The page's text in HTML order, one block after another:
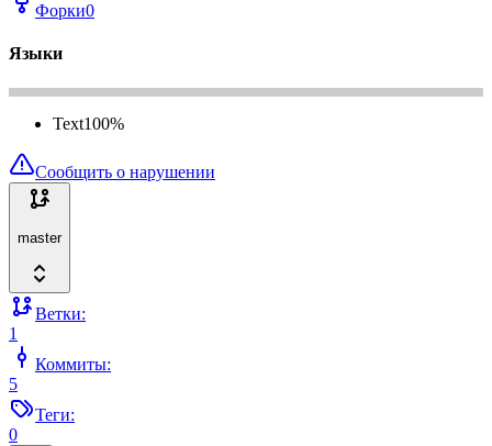
Форки0
Языки
Text100%
Сообщить о нарушении
master
Ветки:
1
Коммиты:
5
Теги:
0